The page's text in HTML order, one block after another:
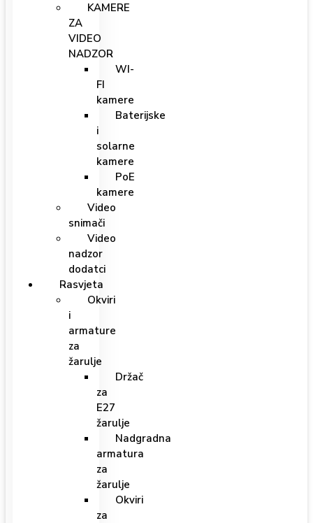
KAMERE
ZA
VIDEO
NADZOR
WI-
FI
kamere
Baterijske
i
solarne
kamere
PoE
kamere
Video
snimači
Video
nadzor
dodatci
Rasvjeta
Okviri
i
armature
za
žarulje
Držač
za
E27
žarulje
Nadgradna
armatura
za
žarulje
Okviri
za